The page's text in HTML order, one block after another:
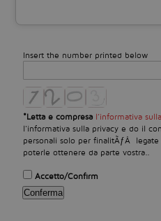
Insert the number printed below
*Letta e compresa l’informativa
l'informativa sulla privacy e do il
personali solo per finalitÃƒÂ
poterle ottenere da parte vostra..
Accetto/Confirm